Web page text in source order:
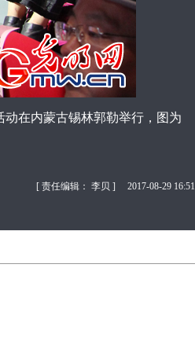
在内蒙古锡林郭勒举行，图为
[ 责任编辑： 李贝 ] 2017-08-29 16:51